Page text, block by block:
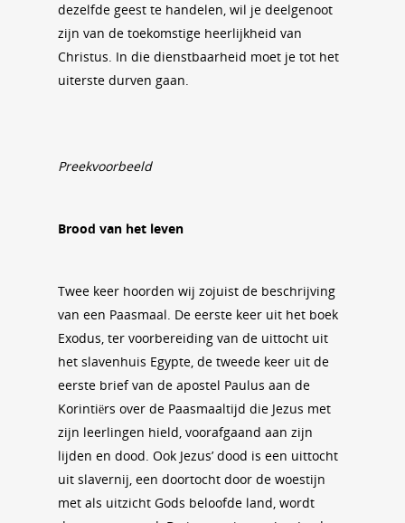
dezelfde geest te handelen, wil je deelgenoot
zijn van de toekomstige heerlijkheid van
Christus. In die dienstbaarheid moet je tot het
uiterste durven gaan.
Preekvoorbeeld
Brood van het leven
Twee keer hoorden wij zojuist de beschrijving
van een Paasmaal. De eerste keer uit het boek
Exodus, ter voorbereiding van de uittocht uit
het slavenhuis Egypte, de tweede keer uit de
eerste brief van de apostel Paulus aan de
Korintiërs over de Paasmaaltijd die Jezus met
zijn leerlingen hield, voorafgaand aan zijn
lijden en dood. Ook Jezus’ dood is een uittocht
uit slavernij, een doortocht door de woestijn
met als uitzicht Gods beloofde land, wordt